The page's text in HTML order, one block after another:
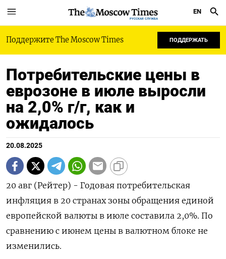
РУССКАЯ СЛУЖБА
EN
Поддержите The Moscow Times ПОДДЕРЖАТЬ
Потребительские цены в
еврозоне в июле выросли
на 2,0% г/г, как и
ожидалось
20.08.2025
20 авг (Рейтер) - Годовая потребительская
инфляция в 20 странах зоны обращения единой
европейской валюты в июле составила 2,0%. По
сравнению с июнем цены в валютном блоке не
изменились.